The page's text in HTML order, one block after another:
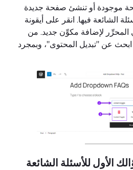
موجودة أو تنشئ صفحة جديدة
الشائعة فيها. انقر على أيقونة
المحرِّر لإضافة مكوِّن جديد. من
ابحث عن "تبديل المحتوى"، وبمجرد
سؤالك الأول للأسئلة الشائعة